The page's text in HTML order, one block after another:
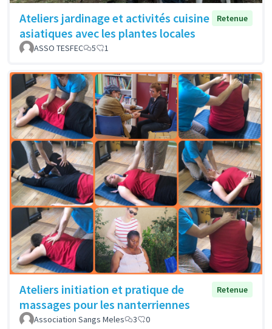
Ateliers jardinage et activités cuisine
asiatiques avec les plantes locales
Retenue
ASSO TESFEC 5 1
Ateliers initiation et pratique de
massages pour les nanterriennes
Retenue
Association Sangs Meles 3 0